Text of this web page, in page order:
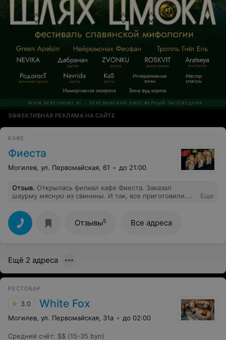
ЭФФЕКТИВНАЯ РЕКЛАМА НА САЙТЕ
КАФЕ
Фиеста
Могилев, ул. Первомайская, 61 до 21:00
Отзыв. Открылась филиал кафе Фиеста. Заказал
шаурму мясную из свинины. И так, все приготовили.
см, думаю случайность, потом еще и еще и т.д, пару
кусочков мясо. Пришлось все выбросить. Пожалуй в
это кафе я, больше не нагой и вам не советую. Вместо
мясной шаурмы, купите жареное сало.
Еще
Отзывы5 Все адреса
Ещё 2 адреса
РЕСТОБАР
3.0 White Fox
Могилев, ул. Первомайская, 31а до 02:00
Средний счёт: $$ (15-35 byn)